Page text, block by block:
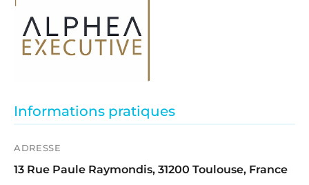
Informations pratiques
ADRESSE
13 Rue Paule Raymondis, 31200 Toulouse, France